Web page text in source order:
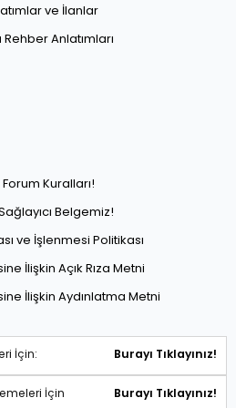
ve İlanlar
Anlatımları
Kuralları!
Belgemiz!
ve İşlenmesi Politikası
İlişkin Açık Rıza Metni
İlişkin Aydınlatma Metni
İçin: Burayı Tıklayınız!
İçin Burayı Tıklayınız!